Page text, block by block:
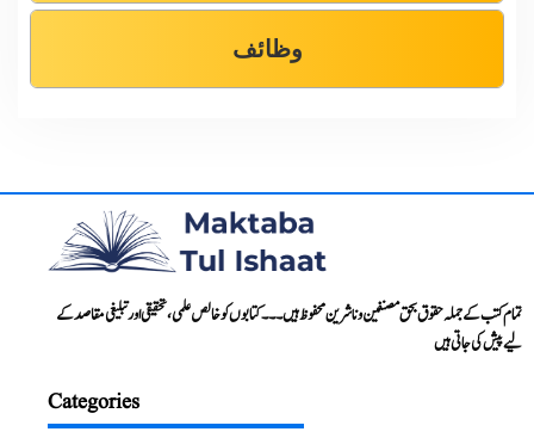
وظائف
تمام کتب کے جملہ حقوق بحق مصنفین و ناشرین محفوظ ہیں۔۔۔ کتابوں کو خالص علمی، تحقیقی اور تبلیغی مقاصد کے
لیے پیش کی جاتی ہیں
Categories